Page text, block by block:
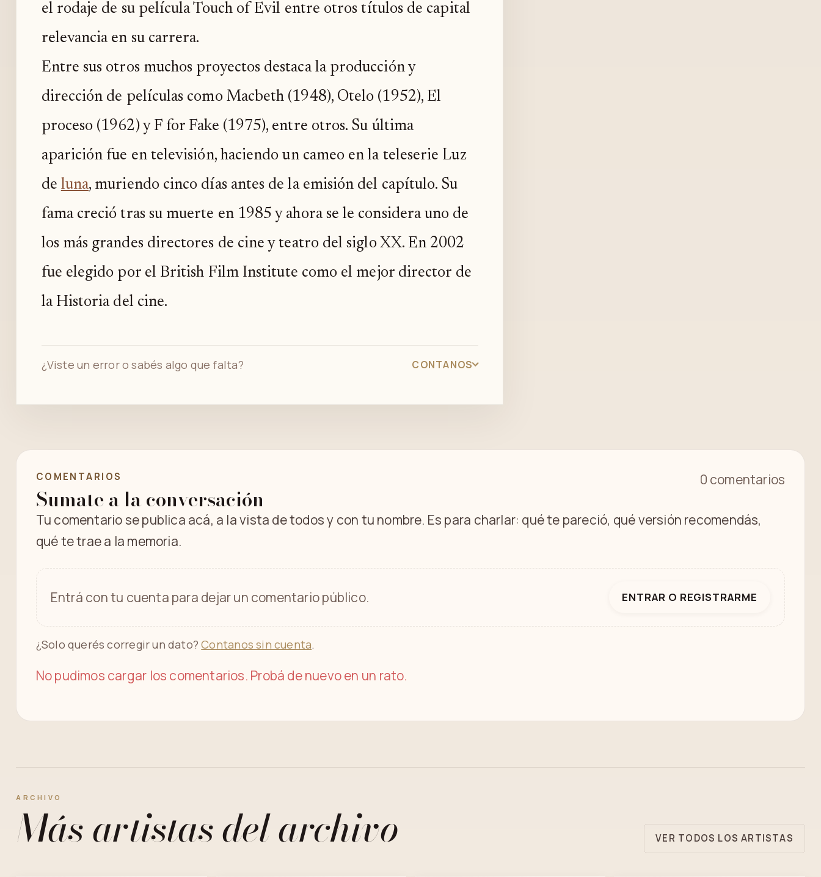
el rodaje de su película Touch of Evil entre otros títulos de capital
relevancia en su carrera.
Entre sus otros muchos proyectos destaca la producción y
dirección de películas como Macbeth (1948), Otelo (1952), El
proceso (1962) y F for Fake (1975), entre otros. Su última
aparición fue en televisión, haciendo un cameo en la teleserie Luz
de luna, muriendo cinco días antes de la emisión del capítulo. Su
fama creció tras su muerte en 1985 y ahora se le considera uno de
los más grandes directores de cine y teatro del siglo XX. En 2002
fue elegido por el British Film Institute como el mejor director de
la Historia del cine.
¿Viste un error o sabés algo que falta? CONTANOS
COMENTARIOS
Sumate a la conversación
0 comentarios
Tu comentario se publica acá, a la vista de todos y con tu nombre. Es para charlar: qué te pareció, qué versión recomendás,
qué te trae a la memoria.
Entrá con tu cuenta para dejar un comentario público. ENTRAR O REGISTRARME
¿Solo querés corregir un dato?Contanos sin cuenta.
No pudimos cargar los comentarios. Probá de nuevo en un rato.
ARCHIVO
Más artistas del archivo VER TODOS LOS ARTISTAS